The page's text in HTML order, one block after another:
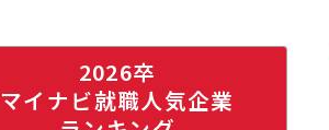
2026卒
マイナビ就職人気企業